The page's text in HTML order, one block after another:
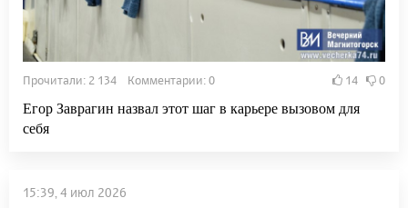
Прочитали: 2 134 Комментарии: 0 14 0
Егор Заврагин назвал этот шаг в карьере вызовом для
себя
15:39, 4 июл 2026